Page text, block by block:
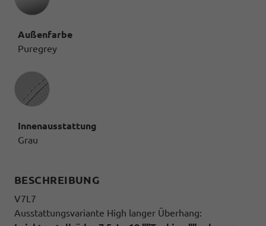
Außenfarbe
Puregrey
Innenausstattung
Innenausstattung
Grau
BESCHREIBUNG
V7L7
Ausstattungsvariante High langer Überhang: